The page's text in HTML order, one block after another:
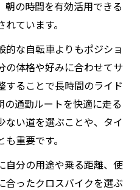
朝の時間を有効活用できる
ています。
的な自転車よりもポジショ
の体格や好みに合わせてサ
することで長時間のライド
の通勤ルートを快適に走る
ない道を選ぶことや、タイ
重要です。
自分の用途や乗る距離、使
合ったクロスバイクを選ぶ